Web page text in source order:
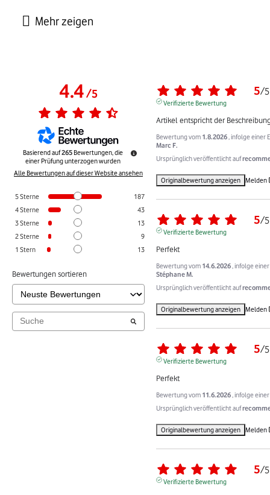
4.4/5
Basierend auf265 Bewertungen, die
einer Prüfung unterzogen wurden
Alle Bewertungen auf dieser Website ansehen
5Sterne
187
4Sterne
43
3Sterne
13
2Sterne
9
1 Stern 13
Bewertungen sortieren
5/5
Verifizierte Bewertung
Artikel entspricht der
Bewertung vom 1.8.2026 , infolge einer
Marc F.
Ursprünglich veröffentlicht auf
Originalbewertung anzeigen Melden
5/5
Verifizierte Bewertung
Perfekt
Bewertung vom 14.6.2026 , infolge
Stéphane M.
Ursprünglich veröffentlicht auf
Originalbewertung anzeigen Melden
5/5
Verifizierte Bewertung
Perfekt
Bewertung vom 11.6.2026 , infolge
Ursprünglich veröffentlicht auf
Originalbewertung anzeigen Melden
5/5
Verifizierte Bewertung